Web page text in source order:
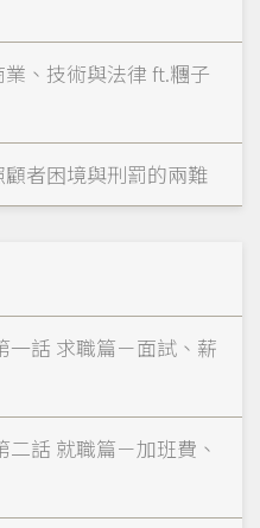
、技術與法律 ft.糰子
者困境與刑罰的兩難
一話 求職篇－面試、薪
話 就職篇－加班費、